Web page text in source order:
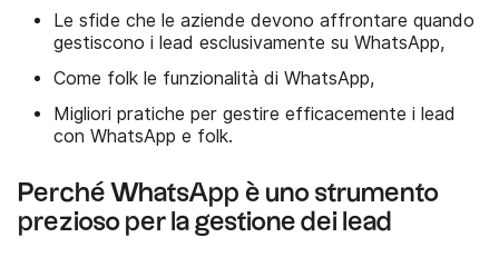
Le sfide che le aziende devono affrontare quando
gestiscono i lead esclusivamente su WhatsApp,
Come folk le funzionalità di WhatsApp,
Migliori pratiche per gestire efficacemente i lead
con WhatsApp e folk.
Perché WhatsApp è uno strumento
prezioso per la gestione dei lead